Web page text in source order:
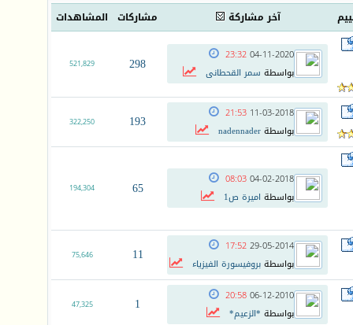
آخر مشاركة مشاركات المشاهدات
04-11-2020
23:32
بواسطة سمر القحطانى 298
521,829
11-03-2018
21:53
بواسطةnadennader
193
322,250
04-02-2018
08:03
بواسطة اميرة ص1 65
194,304
29-05-2014
17:52
بواسطةبروفيسورة الفيزياء 11
75,646
06-12-2010
20:58
بواسطة *الزعيم* 1
47,325